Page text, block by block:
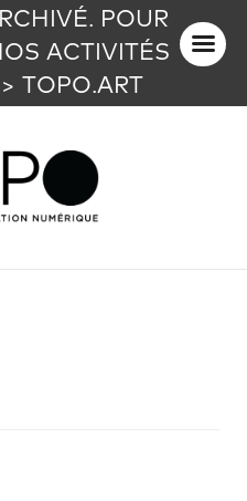
POUR
ACTIVITÉS
TOPO.ART